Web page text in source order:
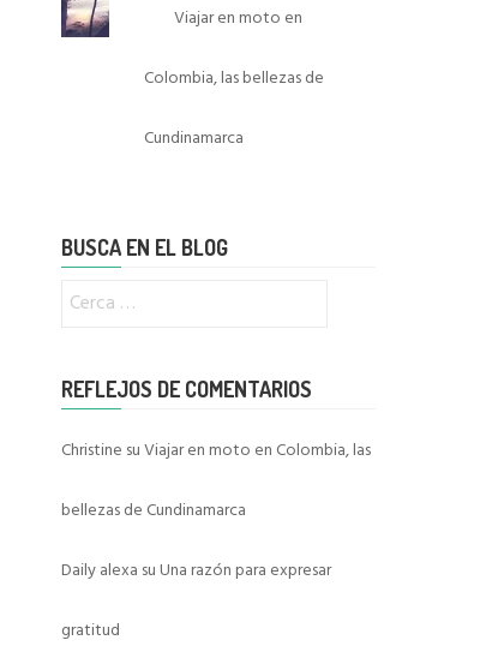
Viajar en moto en
Colombia, las bellezas de
Cundinamarca
BUSCA EN EL BLOG
Ricerca
per:
REFLEJOS DE COMENTARIOS
Christine suViajar en moto en Colombia, las
bellezas de Cundinamarca
Daily alexa suUna razón para expresar
gratitud